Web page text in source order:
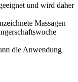
und wird daher
Massagen
die Anwendung